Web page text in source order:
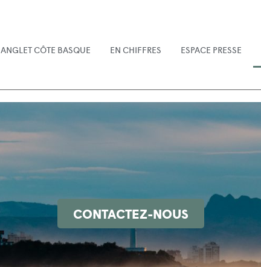
ANGLET CÔTE BASQUE EN CHIFFRES ESPACE PRESSE
CONTACTEZ-NOUS